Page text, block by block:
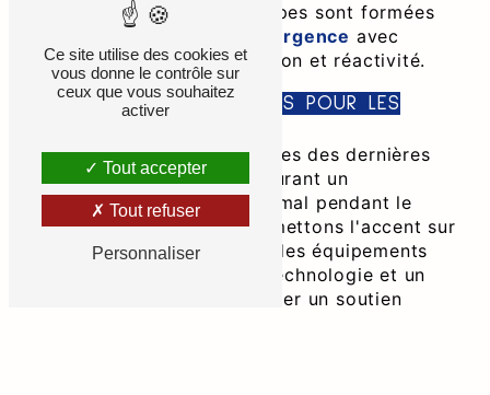
médical approprié. Nos équipes sont formées
urgence avec
professionnalisme, compassion et réactivité.
DES AMBULANCES ÉQUIPÉES POUR LES
Nos ambulances sont équipées des dernières
technologies médicales, assurant un
environnement de soins optimal pendant le
transport d'urgence. Nous mettons l'accent sur
la sécurité du patient, avec des équipements
médicaux à la pointe de la technologie et un
personnel qualifié pour assurer un soutien
Ce site utilise des cookies et
vous donne le contrôle sur
ceux que vous souhaitez
activer
Tout accepter
Tout refuser
Personnaliser